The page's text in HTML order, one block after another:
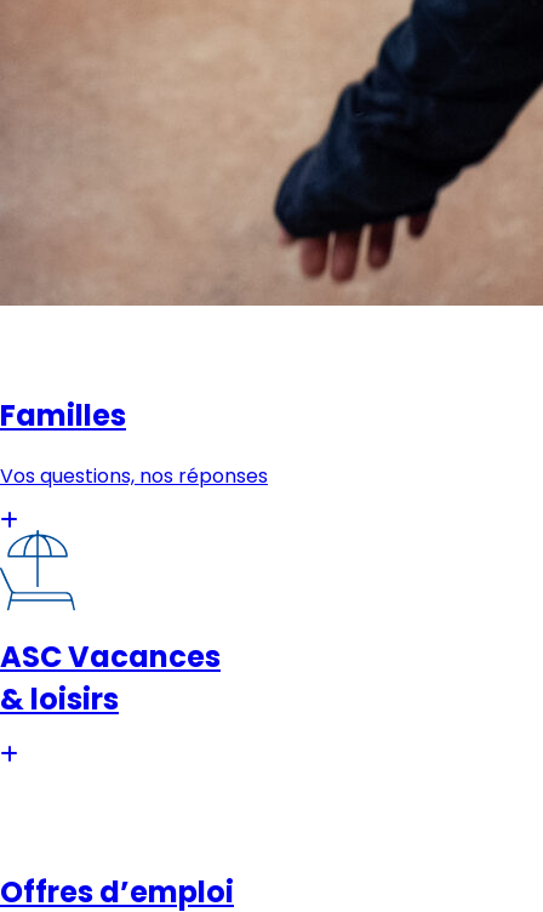
Familles
Vos questions, nos réponses
ASC Vacances
& loisirs
Offres d’emploi